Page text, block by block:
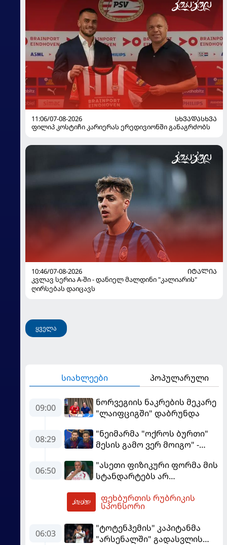
11:06/07-08-2026
ᲡᲮᲕᲐᲓᲐᲡᲮᲕᲐ
ფილიპ კოსტიჩი კარიერას ერედივიონში განაგრძობს
10:46/07-08-2026
ᲘᲢᲐᲚᲘᲐ
კვლავ სერია A-ში - დანიელ მალდინი "კალიარის"
ღირსებას დაიცავს
ყველა
სიახლეები პოპულარული
09:00
ნორვეგიის ნაკრების მეკარე
"ლაიფციგში" დაბრუნდა
08:29
"ნეიმარმა "ოქროს ბურთი"
მესის გამო ვერ მოიგო" -
აგენტი
06:50
"ასეთი ფიზიკური ფორმა მის
სტანდარტებს არ
"რეალის" ახალწვეული
გააკრიტიკა
ფეხბურთის რუბრიკის
სპონსორი
06:03
"ტოტენჰემის" კაპიტანმა
"არსენალში" გადასვლის